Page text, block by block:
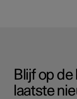
Blijf op
laatste